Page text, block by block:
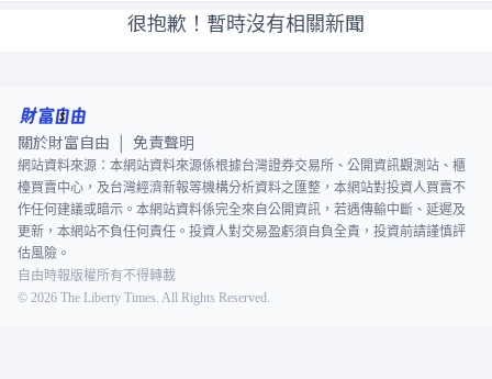
很抱歉！暫時沒有相關新聞
關於財富自由 免責聲明
網站資料來源：本網站資料來源係根據台灣證券交易所、公開資訊觀測站、櫃
檯買賣中心，及台灣經濟新報等機構分析資料之匯整，本網站對投資人買賣不
作任何建議或暗示。本網站資料係完全來自公開資訊，若遇傳輸中斷、延遲及
更新，本網站不負任何責任。投資人對交易盈虧須自負全責，投資前請謹慎評
估風險。
自由時報版權所有不得轉載
© 2026 The Liberty Times. All Rights Reserved.